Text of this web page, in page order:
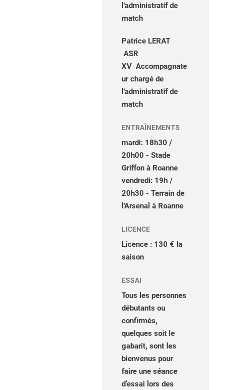
l'administratif de
match
Patrice LERAT
ASR
XV Accompagnate
ur chargé de
l'administratif de
match
ENTRAÎNEMENTS
mardi: 18h30 /
20h00 - Stade
Griffon à Roanne
vendredi: 19h /
20h30 - Terrain de
l'Arsenal à Roanne
LICENCE
Licence : 130 € la
saison
ESSAI
Tous les personnes
débutants ou
confirmés,
quelques soit le
gabarit, sont les
bienvenus pour
faire une séance
d’essai lors des